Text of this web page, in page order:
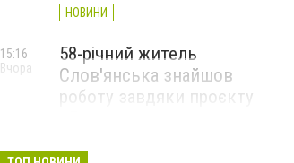
НОВИНИ
58-річний житель
Слов'янська знайшов
роботу завдяки проєкту
15:16
Вчора